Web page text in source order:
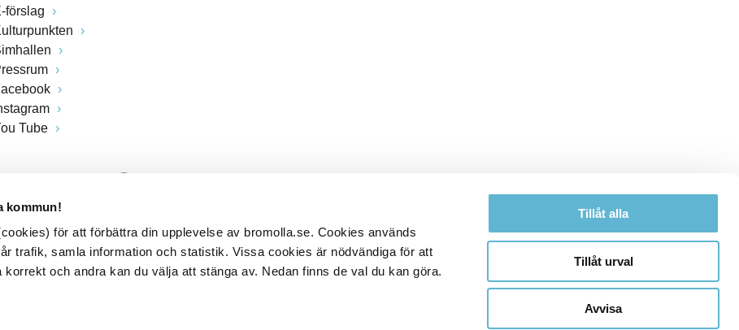
kommun!
för att förbättra din upplevelse av bromolla.se. Cookies används
trafik, samla information och statistik. Vissa cookies är nödvändiga för att
korrekt och andra kan du välja att stänga av. Nedan finns de val du kan göra.
Tillåt alla
Tillåt urval
Avvisa
förslag
Tube